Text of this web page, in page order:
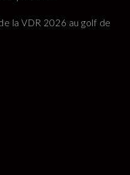
la VDR 2026 au golf de